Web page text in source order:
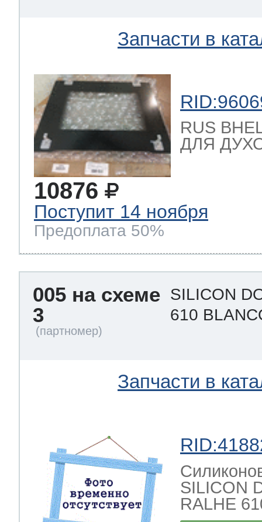
Запчасти в
RUS
ДЛЯ
10876
Поступит 14 ноября
Предоплата 50%
005 на схеме
3
SILICON
610
Запчасти в
SILICON
RALHE